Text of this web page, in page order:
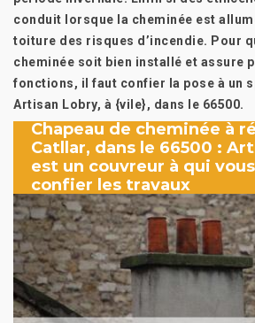
conduit lorsque la cheminée est
toiture des risques d’incendie. Pour
cheminée soit bien installé et assure
fonctions, il faut confier la pose à un
Artisan Lobry, à {vile}, dans le 66500.
Chapeau de cheminée à
Catllar, dans le 66500 :
est un couvreur à qui
confier les travaux